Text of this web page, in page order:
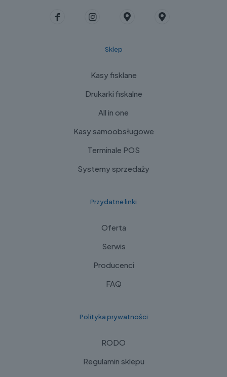
Sklep
Kasy fisklane
Drukarki fiskalne
All in one
Kasy samoobsługowe
Terminale POS
Systemy sprzedaży
Przydatne linki
Oferta
Serwis
Producenci
FAQ
Polityka prywatności
RODO
Regulamin sklepu